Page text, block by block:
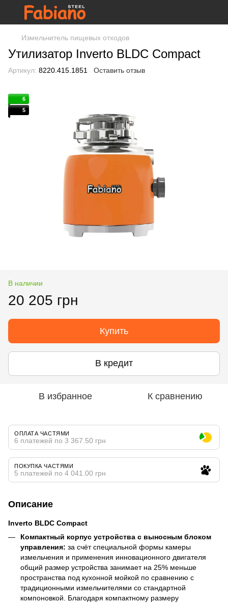
Измельчитель пищевых отходов
Утилизатор Inverto BLDC Compact
Артикул: 8220.415.1851 Оставить отзыв
6
5
В наличии
20 205 грн
Купить
В кредит
В избранное К сравнению
ОПЛАТА ЧАСТЯМИ
6 платежей по 3 367.50 грн
ПОКУПКА ЧАСТЯМИ
5 платежей по 4 041.00 грн
Описание
Inverto BLDC Compact
Компактный корпус устройства с выносным блоком
управления: за счёт специальной формы камеры
измельчения и применения инновационного двигателя
общий размер устройства занимает на 25% меньше
пространства под кухонной мойкой по сравнению с
традиционными измельчителями со стандартной
компоновкой. Благодаря компактному размеру